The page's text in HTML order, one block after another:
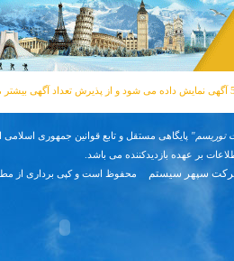
توریسم" پایگاهی مستقل و تابع قوانین جمهوری
بر عهده بازدیدکننده می باشد.
سپهر سیستم محفوظ است و کپی برداری از